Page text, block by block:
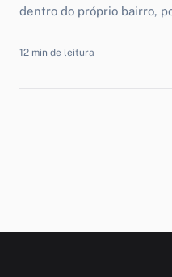
dentro do próprio bairro,
12 min de leitura